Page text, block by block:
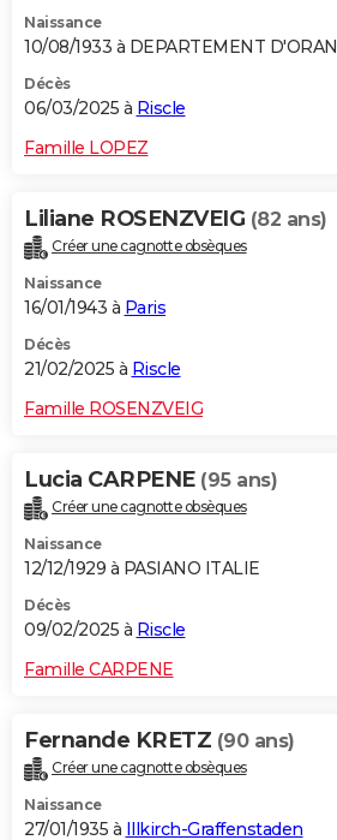
Naissance
10/08/1933 à DEPARTEMENT D'ORAN
Décès
06/03/2025 à Riscle
Famille LOPEZ
Liliane ROSENZVEIG (82 ans)
Créer une cagnotte obsèques
Naissance
16/01/1943 à Paris
Décès
21/02/2025 à Riscle
Famille ROSENZVEIG
Lucia CARPENE (95 ans)
Créer une cagnotte obsèques
Naissance
12/12/1929 à PASIANO ITALIE
Décès
09/02/2025 à Riscle
Famille CARPENE
Fernande KRETZ (90 ans)
Créer une cagnotte obsèques
Naissance
27/01/1935 à Illkirch-Graffenstaden